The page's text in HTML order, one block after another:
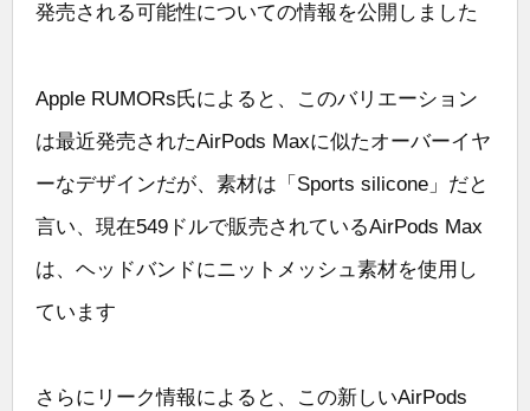
発売される可能性についての情報を公開しました
Apple RUMORs氏によると、このバリエーション
は最近発売されたAirPods Maxに似たオーバーイヤ
ーなデザインだが、素材は「Sports silicone」だと
言い、現在549ドルで販売されているAirPods Max
は、ヘッドバンドにニットメッシュ素材を使用し
ています
さらにリーク情報によると、この新しいAirPods